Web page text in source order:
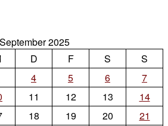
September 2025
D F S
S
4 5 6
7
11 12 13
14
18 19 20
21